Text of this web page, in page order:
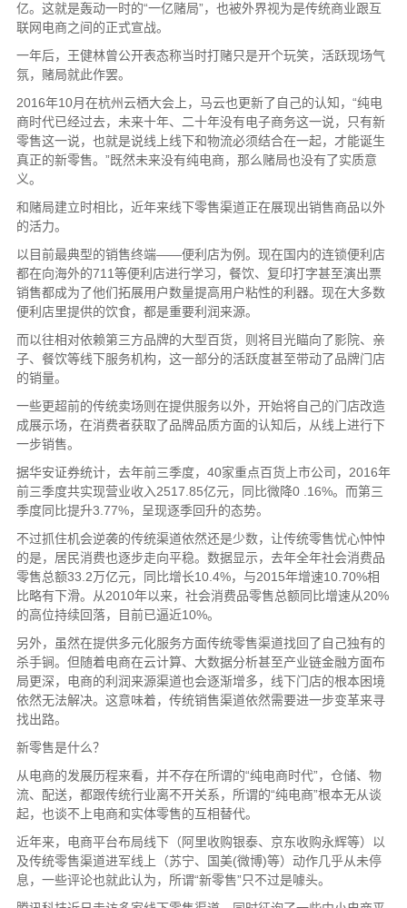
亿。这就是轰动一时的“一亿赌局”，也被外界视为是传统商业跟互
联网电商之间的正式宣战。
一年后，王健林曾公开表态称当时打赌只是开个玩笑，活跃现场气
氛，赌局就此作罢。
2016年10月在杭州云栖大会上，马云也更新了自己的认知，“纯电
商时代已经过去，未来十年、二十年没有电子商务这一说，只有新
零售这一说，也就是说线上线下和物流必须结合在一起，才能诞生
真正的新零售。”既然未来没有纯电商，那么赌局也没有了实质意
义。
和赌局建立时相比，近年来线下零售渠道正在展现出销售商品以外
的活力。
以目前最典型的销售终端——便利店为例。现在国内的连锁便利店
都在向海外的711等便利店进行学习，餐饮、复印打字甚至演出票
销售都成为了他们拓展用户数量提高用户粘性的利器。现在大多数
便利店里提供的饮食，都是重要利润来源。
而以往相对依赖第三方品牌的大型百货，则将目光瞄向了影院、亲
子、餐饮等线下服务机构，这一部分的活跃度甚至带动了品牌门店
的销量。
一些更超前的传统卖场则在提供服务以外，开始将自己的门店改造
成展示场，在消费者获取了品牌品质方面的认知后，从线上进行下
一步销售。
据华安证券统计，去年前三季度，40家重点百货上市公司，2016年
前三季度共实现营业收入2517.85亿元，同比微降0 .16%。而第三
季度同比提升3.77%，呈现逐季回升的态势。
不过抓住机会逆袭的传统渠道依然还是少数，让传统零售忧心忡忡
的是，居民消费也逐步走向平稳。数据显示，去年全年社会消费品
零售总额33.2万亿元，同比增长10.4%，与2015年增速10.70%相
比略有下滑。从2010年以来，社会消费品零售总额同比增速从20%
的高位持续回落，目前已逼近10%。
另外，虽然在提供多元化服务方面传统零售渠道找回了自己独有的
杀手锏。但随着电商在云计算、大数据分析甚至产业链金融方面布
局更深，电商的利润来源渠道也会逐渐增多，线下门店的根本困境
依然无法解决。这意味着，传统销售渠道依然需要进一步变革来寻
找出路。
新零售是什么？
从电商的发展历程来看，并不存在所谓的“纯电商时代”，仓储、物
流、配送，都跟传统行业离不开关系，所谓的“纯电商”根本无从谈
起，也谈不上电商和实体零售的互相替代。
近年来，电商平台布局线下（阿里收购银泰、京东收购永辉等）以
及传统零售渠道进军线上（苏宁、国美(微博)等）动作几乎从未停
息，一些评论也就此认为，所谓“新零售”只不过是噱头。